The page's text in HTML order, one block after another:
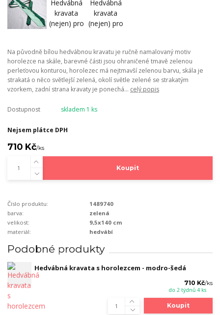
Na původně bílou hedvábnou kravatu je ručně namalovaný motiv
horolezce na skále, barevné části jsou ohraničené tmavě zelenou
perleťovou konturou, horolezec má nejtmavší zelenou barvu, skála je
strakatá o něco světlejší zelená, okolí světle zelené se strakatým
vzorkem, zadní strana kravaty je ponechá... celý popis
Dostupnost skladem 1 ks
Nejsem plátce DPH
710 Kč/ks
Koupit
Číslo produktu:
1489740
barva:
zelená
velikost:
9,5x140 cm
materiál:
hedvábí
Podobné produkty
Hedvábná kravata s horolezcem - modro-šedá
710 Kč/ks
do 2 týdnů 4 ks
Koupit